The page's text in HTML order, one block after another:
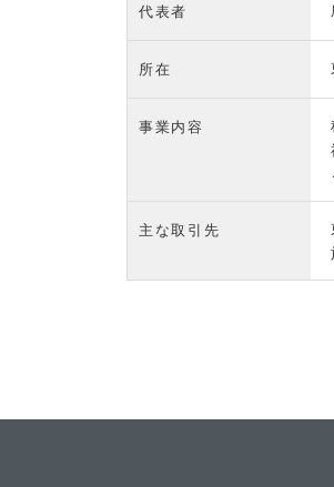
代表者
所在
事業内容
主な取引先